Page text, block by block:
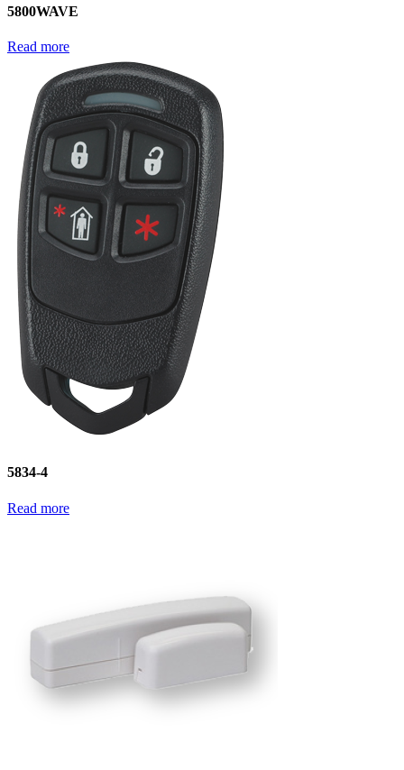
5800WAVE
Read more
5834-4
Read more